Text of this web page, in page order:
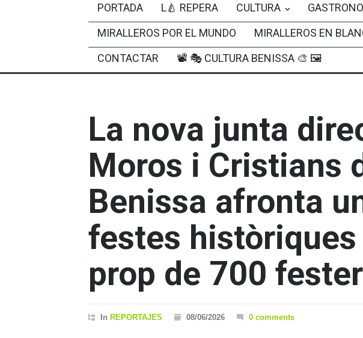
PORTADA L🍐 REPERA CULTURA
MIRALLEROS POR EL MUNDO
MIRALLEROS EN
CONTACTAR
📽 🎭 CULTURA BENISSA 🎨 🖼
La nova junta
Moros i Cristians
Benissa afronta
festes històriques
prop de 700
In REPORTAJES 08/06/2026 0 comments